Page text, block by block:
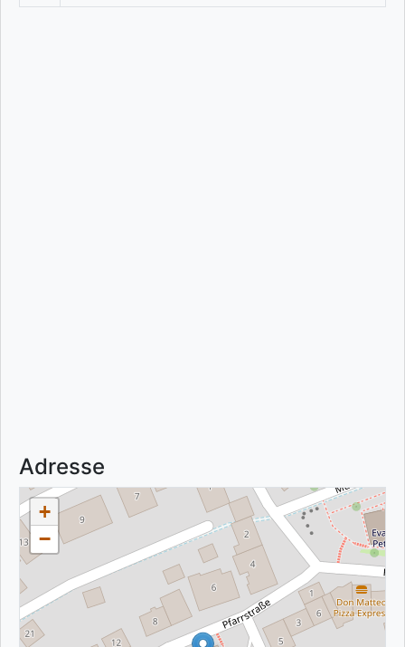
Adresse
+
−